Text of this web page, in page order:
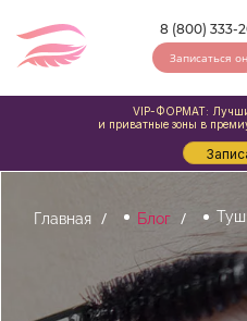
8 (800) 333-
Записаться
Главная Блог
VIP-ФОРМАТ:
и приватные зоны в